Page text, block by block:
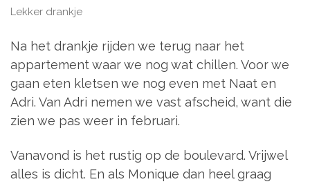
Lekker drankje
Na het drankje rijden we terug naar het
appartement waar we nog wat chillen. Voor we
gaan eten kletsen we nog even met Naat en
Adri. Van Adri nemen we vast afscheid, want die
zien we pas weer in februari.
Vanavond is het rustig op de boulevard. Vrijwel
alles is dicht. En als Monique dan heel graag